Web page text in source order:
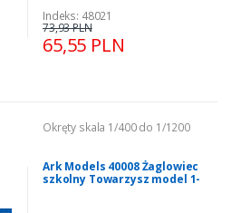
Indeks: 48021
65,55 PLN
73,93 PLN
Okręty skala 1/400 do 1/1200
Ark Models 40008 Żaglowiec
szkolny Towarzysz model 1-